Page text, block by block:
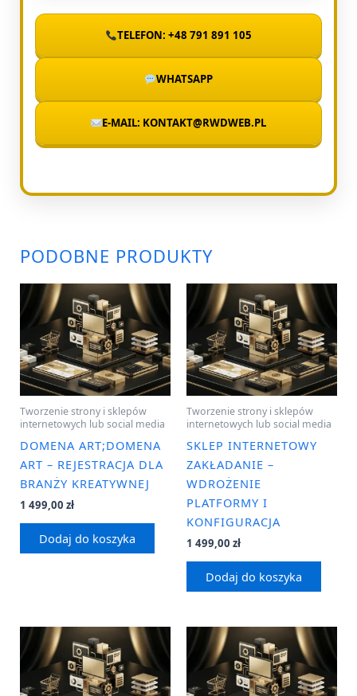
TELEFON: +48 791 891 105
WHATSAPP
E-MAIL: KONTAKT@RWDWEB.PL
PODOBNE PRODUKTY
Tworzenie strony i sklepów
internetowych lub social media
DOMENA ART;DOMENA
ART – REJESTRACJA DLA
BRANŻY KREATYWNEJ
1 499,00 zł
Dodaj do koszyka
Tworzenie strony i sklepów
internetowych lub social media
SKLEP INTERNETOWY
ZAKŁADANIE –
WDROŻENIE
PLATFORMY I
KONFIGURACJA
1 499,00 zł
Dodaj do koszyka